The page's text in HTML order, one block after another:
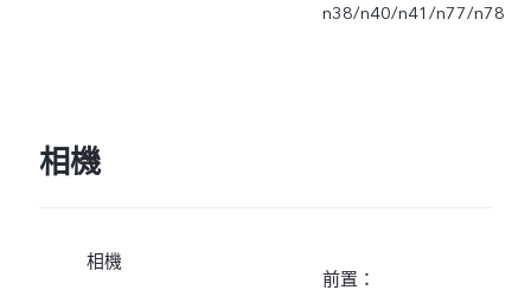
n38/n40/n41/n77/n78
相機
相機
前置：